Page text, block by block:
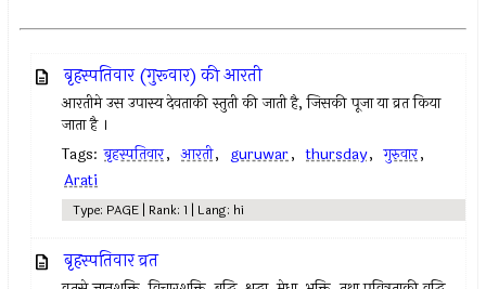
बृहस्पतिवार (गुरूवार) की आरती
आरतीमे उस उपास्य देवताकी स्तुती की जाती है, जिसकी पूजा या व्रत किया
जाता है ।
Tags: बृहस्पतिवार, आरती, guruwar, thursday, गुरुवार,
Arati
Type: PAGE | Rank: 1 | Lang: hi
बृहस्पतिवार व्रत